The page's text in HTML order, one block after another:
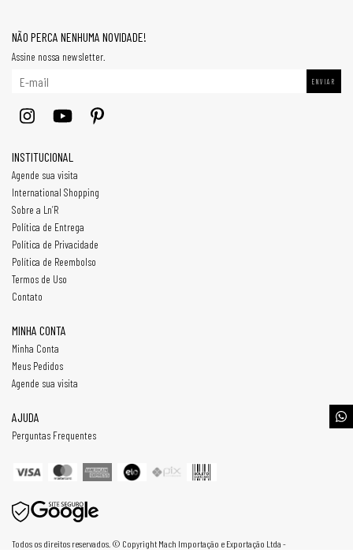
NÃO PERCA NENHUMA NOVIDADE!
Assine nossa newsletter.
INSTITUCIONAL
Agende sua visita
International Shopping
Sobre a Ln’R
Política de Entrega
Política de Privacidade
Política de Reembolso
Termos de Uso
Contato
MINHA CONTA
Minha Conta
Meus Pedidos
Agende sua visita
AJUDA
Perguntas Frequentes
Todos os direitos reservados. © Copyright Mach Importação e Exportação Ltda -